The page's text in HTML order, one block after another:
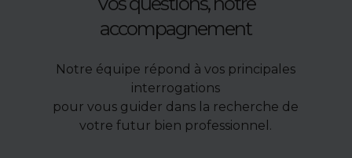
accompagnement
Notre équipe répond à vos principales
interrogations
pour vous guider dans la recherche de
votre futur bien professionnel.